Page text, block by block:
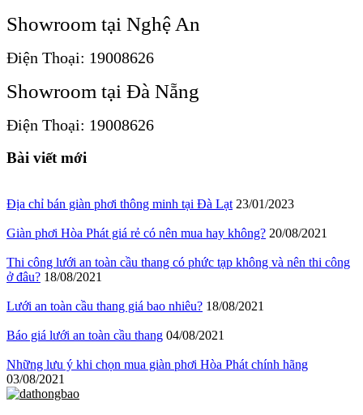
Showroom tại Nghệ An
Điện Thoại: 19008626
Showroom tại Đà Nẵng
Điện Thoại: 19008626
Bài viết mới
Địa chỉ bán giàn phơi thông minh tại Đà Lạt 23/01/2023
Giàn phơi Hòa Phát giá rẻ có nên mua hay không? 20/08/2021
Thi công lưới an toàn cầu thang có phức tạp không và nên thi công
ở đâu? 18/08/2021
Lưới an toàn cầu thang giá bao nhiêu? 18/08/2021
Báo giá lưới an toàn cầu thang 04/08/2021
Những lưu ý khi chọn mua giàn phơi Hòa Phát chính hãng
03/08/2021